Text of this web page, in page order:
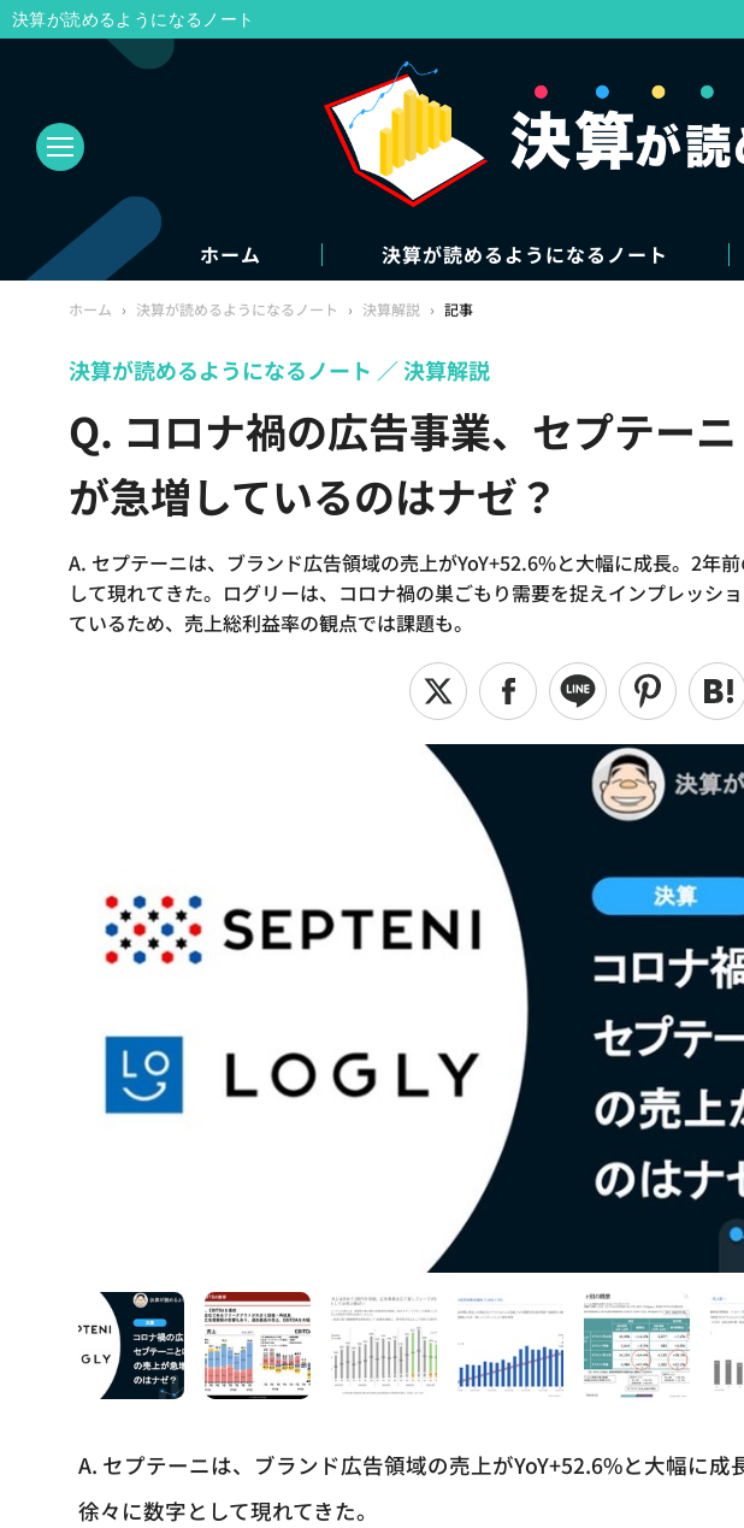
ホーム 決算が読めるようになるノート
ホーム › 決算が読めるようになるノート › 決算解説 › 記事
Q. コロナ禍の広告事業、セプテー
が急増しているのはナゼ？
A. セプテーニは、ブランド広告領域の売上がYoY+52.6%と大幅に成長。2年
して現れてきた。ログリーは、コロナ禍の巣ごもり需要を捉えインプレッシ
ているため、売上総利益率の観点では課題も。
決算が読めるようになるノート 決算解説
A. セプテーニは、ブランド広告領域の売上がYoY+52.6%と大幅に
徐々に数字として現れてきた。
決算が読めるようになるノート